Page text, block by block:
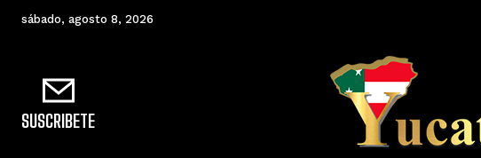
sábado, agosto 8, 2026
SUSCRIBETE